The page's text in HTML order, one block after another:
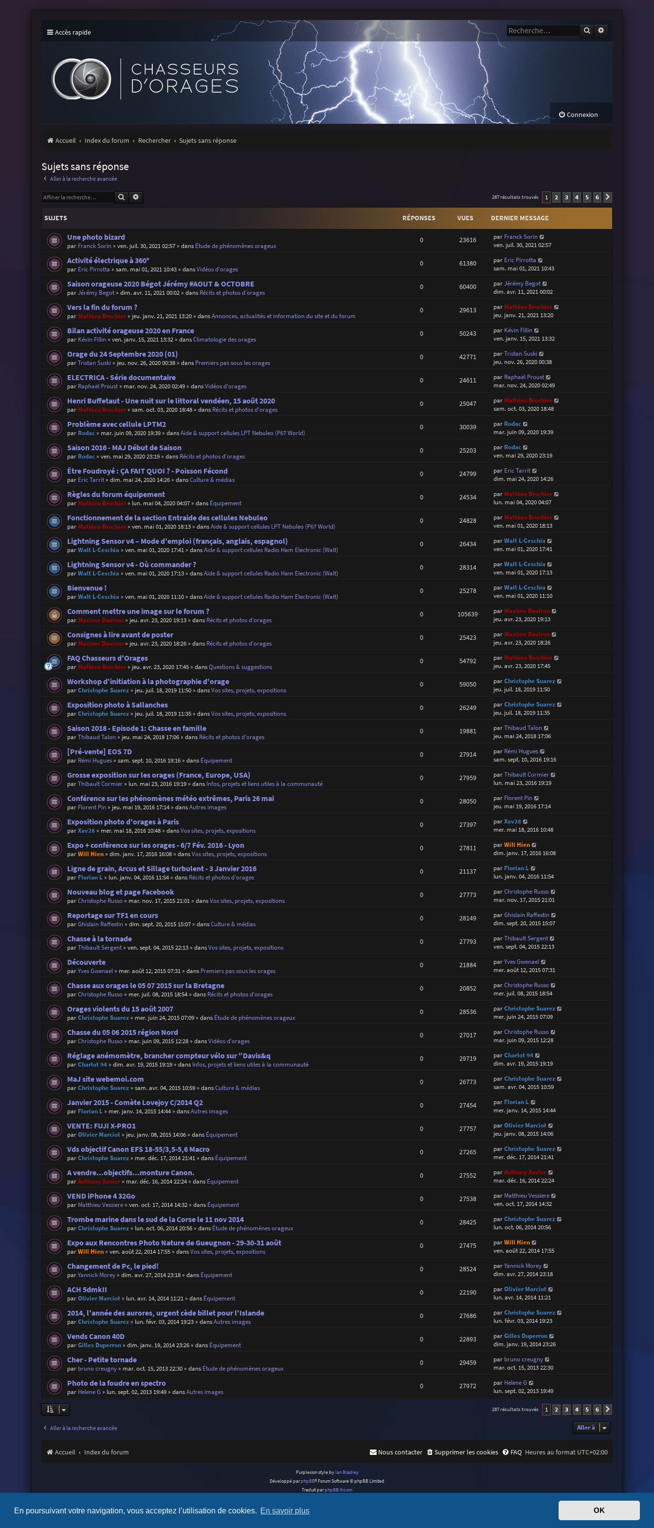
En poursuivant votre navigation, vous acceptez l’utilisation de cookies. En savoir plus OK
Accès rapide Rechercher
Connexion
Accueil Index du forum Rechercher Sujets sans réponse
Sujets sans réponse
Aller à la recherche avancée
Rechercher 287 résultats trouvés 1 2 3 4 5 6
SUJETS RÉPONSES VUES DERNIER MESSAGE
Une photo bizard
par Franck Sorin» ven. juil. 30, 2021 02:57» dans Étude de phénomènes orageux
0 23616 par Franck Sorin
ven. juil. 30, 2021 02:57
Activité électrique à 360°
par Eric Pirrotta » sam. mai 01, 2021 10:43» dansVidéos d'orages
0 61380 par Eric Pirrotta
sam. mai 01, 2021 10:43
Saison orageuse 2020 Bégot Jérémy #AOUT & OCTOBRE
parJérémy Begot» dim. avr. 11, 2021 00:02» dans Récits et photos d'orages
0 60400 parJérémy Begot
dim. avr. 11, 2021 00:02
Vers la fin du forum ?
par Mathieu Brochier» jeu. janv. 21, 2021 13:20» dansAnnonces, actualités et information du site et du forum
0 29613 par Mathieu Brochier
jeu. janv. 21, 2021 13:20
Bilan activité orageuse 2020 en France
par Kévin Fillin» ven. janv. 15, 2021 13:32» dansClimatologie des orages
0 50243 par Kévin Fillin
ven. janv. 15, 2021 13:32
Orage du 24 Septembre 2020 (01)
parTristan Suski» jeu. nov. 26, 2020 00:38» dans Premiers pas sous les orages
0 42771 parTristan Suski
jeu. nov. 26, 2020 00:38
ELECTRICA - Série documentaire
par Raphaël Proust» mar. nov. 24, 2020 02:49» dansVidéos d'orages
0 24611 par Raphaël Proust
mar. nov. 24, 2020 02:49
Henri Buffetaut - Une nuit sur le littoral vendéen, 15 août 2020
par Mathieu Brochier» sam. oct. 03, 2020 18:48» dans Récits et photos d'orages
0 25047 par Mathieu Brochier
sam. oct. 03, 2020 18:48
Problème avec cellule LPTM2
par Rodac» mar. juin 09, 2020 19:39» dansAide & support cellules LPT Nebuleo (P67 World)
0 30039 par Rodac
mar. juin 09, 2020 19:39
Saison 2016 - MAJ Début de Saison
par Rodac» ven. mai 29, 2020 23:19» dans Récits et photos d'orages
0 25203 par Rodac
ven. mai 29, 2020 23:19
Être Foudroyé : ÇA FAIT QUOI ? - Poisson Fécond
par Eric Tarrit» dim. mai 24, 2020 14:26» dansCulture & médias
0 24799 par Eric Tarrit
dim. mai 24, 2020 14:26
Règles du forum équipement
par Mathieu Brochier» lun. mai 04, 2020 04:07» dans Équipement
0 24534 par Mathieu Brochier
lun. mai 04, 2020 04:07
Fonctionnement de la section Entraide des cellules Nebuleo
par Mathieu Brochier» ven. mai 01, 2020 18:13» dansAide & support cellules LPT Nebuleo (P67 World)
0 24828 par Mathieu Brochier
ven. mai 01, 2020 18:13
Lightning Sensor v4 – Mode d’emploi (français, anglais, espagnol)
parWalt L-Ceschia » ven. mai 01, 2020 17:41» dansAide & support cellules Radio Ham Electronic (Walt)
0 26434 parWalt L-Ceschia
ven. mai 01, 2020 17:41
Lightning Sensor v4 - Où commander ?
parWalt L-Ceschia » ven. mai 01, 2020 17:13» dansAide & support cellules Radio Ham Electronic (Walt)
0 28314 parWalt L-Ceschia
ven. mai 01, 2020 17:13
Bienvenue !
parWalt L-Ceschia » ven. mai 01, 2020 11:10» dansAide & support cellules Radio Ham Electronic (Walt)
0 25278 parWalt L-Ceschia
ven. mai 01, 2020 11:10
Comment mettre une image sur le forum ?
par Maxime Daviron» jeu. avr. 23, 2020 19:13» dans Récits et photos d'orages
0 105639 par Maxime Daviron
jeu. avr. 23, 2020 19:13
Consignes à lire avant de poster
par Maxime Daviron» jeu. avr. 23, 2020 18:26» dans Récits et photos d'orages
0 25423 par Maxime Daviron
jeu. avr. 23, 2020 18:26
FAQ Chasseurs d'Orages
par Mathieu Brochier» jeu. avr. 23, 2020 17:45» dansQuestions & suggestions
0 54792 par Mathieu Brochier
jeu. avr. 23, 2020 17:45
Workshop d'initiation à la photographie d'orage
parChristophe Suarez» jeu. juil. 18, 2019 11:50» dansVos sites, projets, expositions
0 59050 parChristophe Suarez
jeu. juil. 18, 2019 11:50
Exposition photo à Sallanches
parChristophe Suarez» jeu. juil. 18, 2019 11:35» dansVos sites, projets, expositions
0 26249 parChristophe Suarez
jeu. juil. 18, 2019 11:35
Saison 2018 - Episode 1: Chasse en famille
parThibaud Talon» jeu. mai 24, 2018 17:06» dans Récits et photos d'orages
0 19881 parThibaud Talon
jeu. mai 24, 2018 17:06
[Pré-vente] EOS 7D
par Rémi Hugues» sam. sept. 10, 2016 19:16» dans Équipement
0 27914 par Rémi Hugues
sam. sept. 10, 2016 19:16
Grosse exposition sur les orages (France, Europe, USA)
parThibault Cormier» lun. mai 23, 2016 19:19» dans Infos, projets et liens utiles à la communauté
0 27959 parThibault Cormier
lun. mai 23, 2016 19:19
Conférence sur les phénomènes météo extrêmes, Paris 26 mai
par Florent Pin» jeu. mai 19, 2016 17:14» dansAutres images
0 28050 par Florent Pin
jeu. mai 19, 2016 17:14
Exposition photo d'orages à Paris
parXav28» mer. mai 18, 2016 10:48» dansVos sites, projets, expositions
0 27397 parXav28
mer. mai 18, 2016 10:48
Expo + conférence sur les orages - 6/7 Fév. 2016 - Lyon
parWill Hien» dim. janv. 17, 2016 16:08» dansVos sites, projets, expositions
0 27811 parWill Hien
dim. janv. 17, 2016 16:08
Ligne de grain, Arcus et Sillage turbulent - 3 Janvier 2016
par Florian L» lun. janv. 04, 2016 11:54» dans Récits et photos d'orages
0 21137 par Florian L
lun. janv. 04, 2016 11:54
Nouveau blog et page Facebook
parChristophe Russo» mar. nov. 17, 2015 21:01» dansVos sites, projets, expositions
0 27773 parChristophe Russo
mar. nov. 17, 2015 21:01
Reportage sur TF1 en cours
parGhislain Raffestin» dim. sept. 20, 2015 15:07» dansCulture & médias
0 28149 parGhislain Raffestin
dim. sept. 20, 2015 15:07
Chasse à la tornade
parThibault Sergent» ven. sept. 04, 2015 22:13» dansVos sites, projets, expositions
0 27793 parThibault Sergent
ven. sept. 04, 2015 22:13
Découverte
parYves Gwenael» mer. août 12, 2015 07:31» dans Premiers pas sous les orages
0 21884 parYves Gwenael
mer. août 12, 2015 07:31
Chasse aux orages le 05 07 2015 sur la Bretagne
parChristophe Russo» mer. juil. 08, 2015 18:54» dans Récits et photos d'orages
0 20852 parChristophe Russo
mer. juil. 08, 2015 18:54
Orages violents du 15 août 2007
parChristophe Suarez» mer. juin 24, 2015 07:09» dans Étude de phénomènes orageux
0 28536 parChristophe Suarez
mer. juin 24, 2015 07:09
Chasse du 05 06 2015 région Nord
parChristophe Russo» mar. juin 09, 2015 12:28» dansVidéos d'orages
0 27017 parChristophe Russo
mar. juin 09, 2015 12:28
Réglage anémomètre, brancher compteur vélo sur "Davis&q
parCharlot 94» dim. avr. 19, 2015 19:19» dans Infos, projets et liens utiles à la communauté
0 29719 parCharlot 94
dim. avr. 19, 2015 19:19
MaJ site webemoi.com
parChristophe Suarez» sam. avr. 04, 2015 10:59» dansCulture & médias
0 26773 parChristophe Suarez
sam. avr. 04, 2015 10:59
Janvier 2015 - Comète Lovejoy C/2014 Q2
par Florian L» mer. janv. 14, 2015 14:44» dansAutres images
0 27454 par Florian L
mer. janv. 14, 2015 14:44
VENTE: FUJI X-PRO1
parOlivier Marciot» jeu. janv. 08, 2015 14:06» dans Équipement
0 27757 parOlivier Marciot
jeu. janv. 08, 2015 14:06
Vds objectif Canon EFS 18-55/3,5-5,6 Macro
parChristophe Suarez» mer. déc. 17, 2014 21:41» dans Équipement
0 27265 parChristophe Suarez
mer. déc. 17, 2014 21:41
A vendre...objectifs...monture Canon.
parAnthony Xavier» mar. déc. 16, 2014 22:24» dans Équipement
0 27552 parAnthony Xavier
mar. déc. 16, 2014 22:24
VEND iPhone 4 32Go
par Matthieu Vessiere» ven. oct. 17, 2014 14:32» dans Équipement
0 27538 par Matthieu Vessiere
ven. oct. 17, 2014 14:32
Trombe marine dans le sud de la Corse le 11 nov 2014
parChristophe Suarez» lun. oct. 06, 2014 20:56» dans Étude de phénomènes orageux
0 28425 parChristophe Suarez
lun. oct. 06, 2014 20:56
Expo aux Rencontres Photo Nature de Gueugnon - 29-30-31 août
parWill Hien» ven. août 22, 2014 17:55» dansVos sites, projets, expositions
0 27475 parWill Hien
ven. août 22, 2014 17:55
Changement de Pc, le pied!
parYannick Morey» dim. avr. 27, 2014 23:18» dans Équipement
0 28524 parYannick Morey
dim. avr. 27, 2014 23:18
ACH 5dmkII
parOlivier Marciot» lun. avr. 14, 2014 11:21» dans Équipement
0 22190 parOlivier Marciot
lun. avr. 14, 2014 11:21
2014, l'année des aurores, urgent cède billet pour l'Islande
parChristophe Suarez» lun. févr. 03, 2014 19:23» dansAutres images
0 27686 parChristophe Suarez
lun. févr. 03, 2014 19:23
Vends Canon 40D
parGilles Duperron» dim. janv. 19, 2014 23:26» dans Équipement
0 22893 parGilles Duperron
dim. janv. 19, 2014 23:26
Cher - Petite tornade
par bruno creugny» mar. oct. 15, 2013 22:30» dans Étude de phénomènes orageux
0 29459 par bruno creugny
mar. oct. 15, 2013 22:30
Photo de la foudre en spectro
par Helene G» lun. sept. 02, 2013 19:49» dansAutres images
0 27972 par Helene G
lun. sept. 02, 2013 19:49
287 résultats trouvés 1 2 3 4 5 6
Aller à la recherche avancée Aller à
Accueil Index du forum Heures au format UTC+02:00
FAQ
Supprimer les cookies
Nous contacter
Purplexion style by Ian Bradley
Développé parphpBB® Forum Software © phpBB Limited
Traduit parphpBB-fr.com